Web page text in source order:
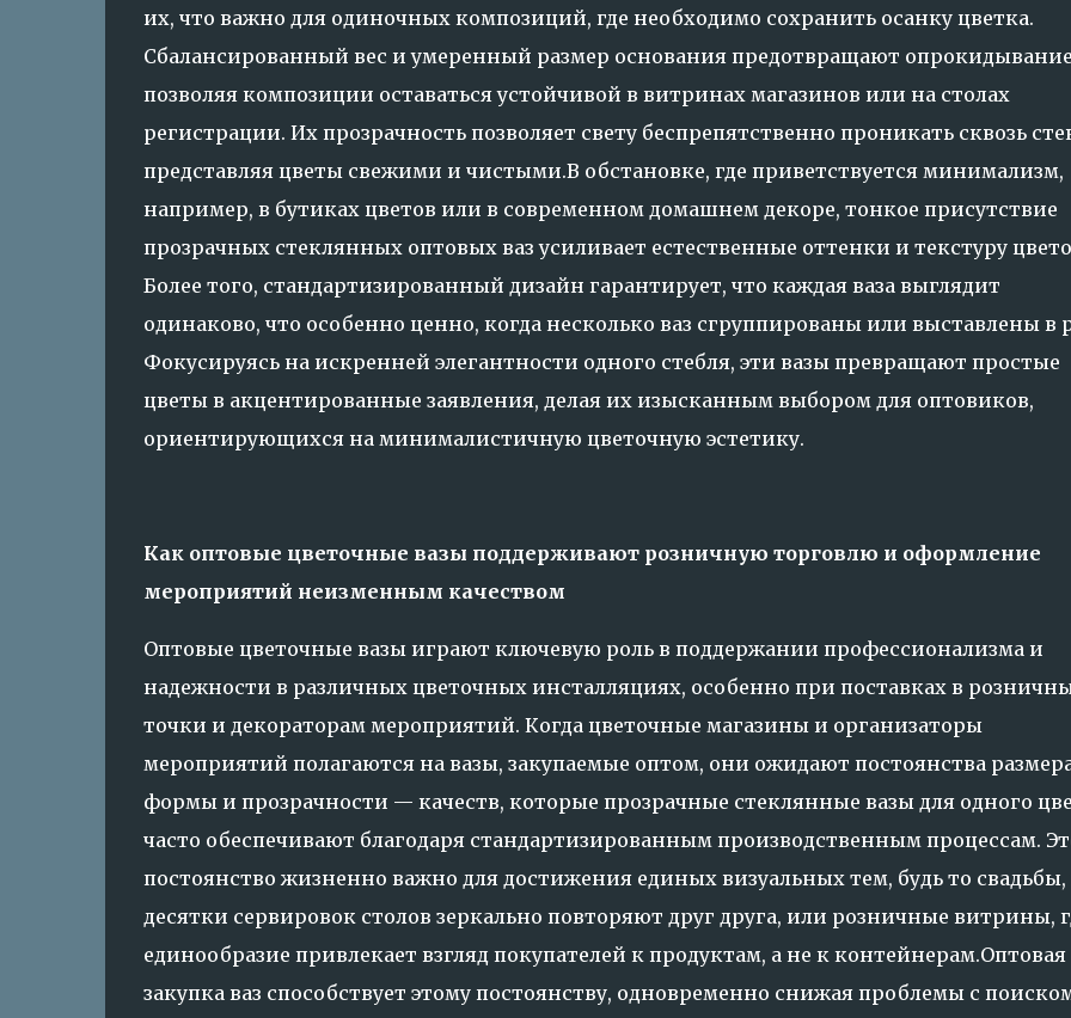
их, что важно для одиночных композиций, где необходимо сохранить осанку цветка.
Сбалансированный вес и умеренный размер основания предотвращают
позволяя композиции оставаться устойчивой в витринах магазинов или на столах
регистрации. Их прозрачность позволяет свету беспрепятственно проникать сквозь
представляя цветы свежими и чистыми.В обстановке, где приветствуется минимализм,
например, в бутиках цветов или в современном домашнем декоре, тонкое присутствие
прозрачных стеклянных оптовых ваз усиливает естественные оттенки и текстуру
Более того, стандартизированный дизайн гарантирует, что каждая ваза выглядит
одинаково, что особенно ценно, когда несколько ваз сгруппированы или выставлены в
Фокусируясь на искренней элегантности одного стебля, эти вазы превращают простые
цветы в акцентированные заявления, делая их изысканным выбором для оптовиков,
ориентирующихся на минималистичную цветочную эстетику.
Как оптовые цветочные вазы поддерживают розничную торговлю и оформление
мероприятий неизменным качеством
Оптовые цветочные вазы играют ключевую роль в поддержании профессионализма и
надежности в различных цветочных инсталляциях, особенно при поставках в
точки и декораторам мероприятий. Когда цветочные магазины и организаторы
мероприятий полагаются на вазы, закупаемые оптом, они ожидают постоянства
формы и прозрачности — качеств, которые прозрачные стеклянные вазы для одного
часто обеспечивают благодаря стандартизированным производственным процессам.
постоянство жизненно важно для достижения единых визуальных тем, будь то свадьбы,
десятки сервировок столов зеркально повторяют друг друга, или розничные витрины,
единообразие привлекает взгляд покупателей к продуктам, а не к контейнерам.Оптовая
закупка ваз способствует этому постоянству, одновременно снижая проблемы с